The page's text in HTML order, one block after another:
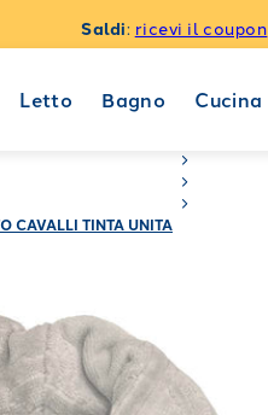
Saldi: ricevi il coupon
Letto Bagno Cucina
CAVALLI TINTA UNITA